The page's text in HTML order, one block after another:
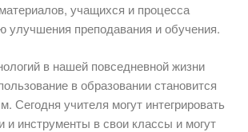
учащихся и процесса
улучшения преподавания и обучения.
в нашей повседневной жизни
в образовании становится
Сегодня учителя могут интегрировать
и инструменты в свои классы и могут